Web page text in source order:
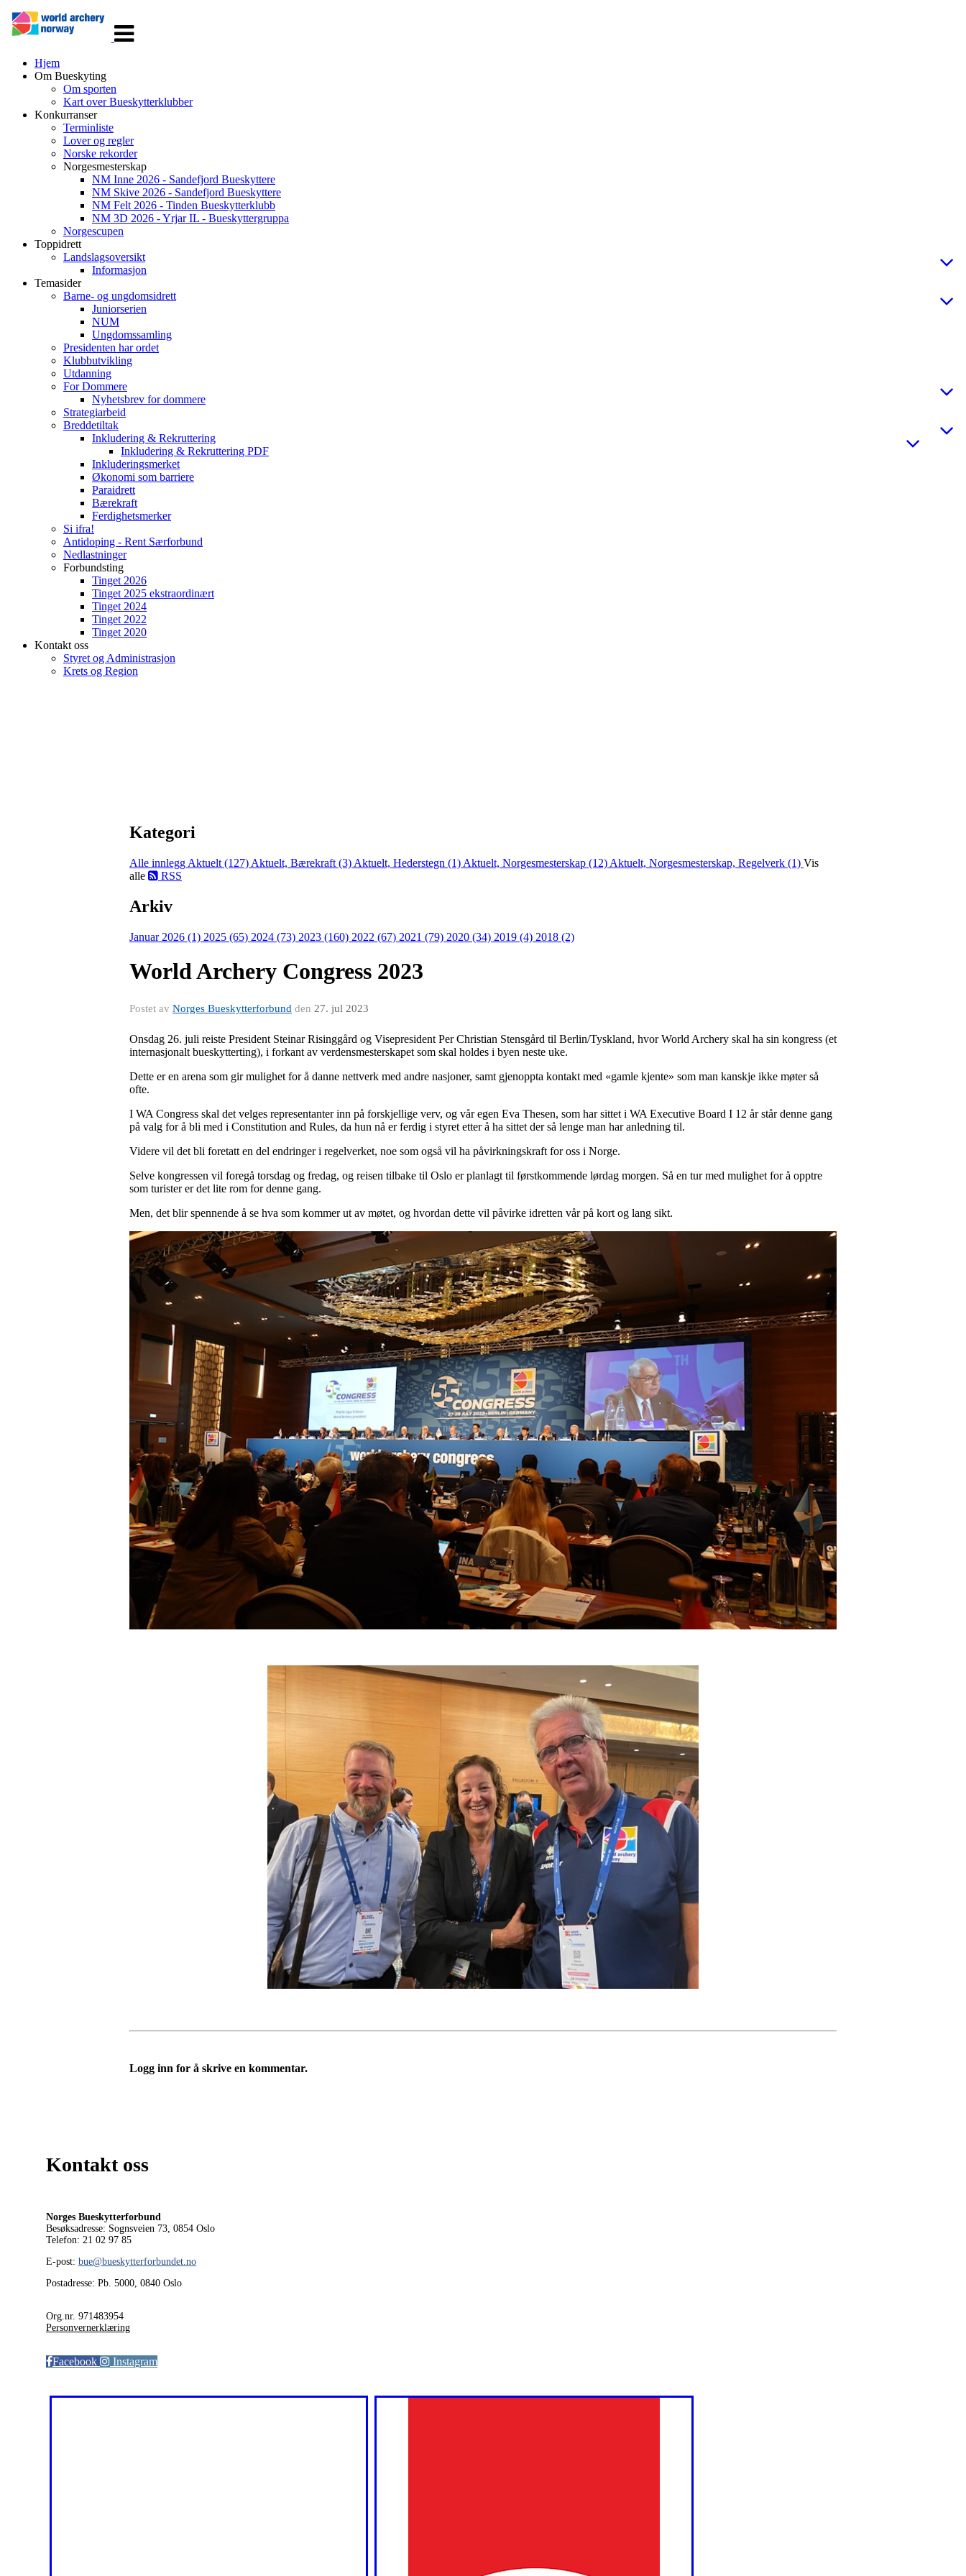
navigasjon
Hjem
Om Bueskyting
Om sporten
Kart over Bueskytterklubber
Konkurranser
Terminliste
Lover og regler
Norske rekorder
Norgesmesterskap
NM Inne 2026 - Sandefjord Bueskyttere
NM Skive 2026 - Sandefjord Bueskyttere
NM Felt 2026 - Tinden Bueskytterklubb
NM 3D 2026 - Yrjar IL - Bueskyttergruppa
Norgescupen
Toppidrett
Landslagsoversikt
Informasjon
Temasider
Barne- og ungdomsidrett
Juniorserien
NUM
Ungdomssamling
Presidenten har ordet
Klubbutvikling
Utdanning
For Dommere
Nyhetsbrev for dommere
Strategiarbeid
Breddetiltak
Inkludering & Rekruttering
Inkludering & Rekruttering PDF
Inkluderingsmerket
Økonomi som barriere
Paraidrett
Bærekraft
Ferdighetsmerker
Si ifra!
Antidoping - Rent Særforbund
Nedlastninger
Forbundsting
Tinget 2026
Tinget 2025 ekstraordinært
Tinget 2024
Tinget 2022
Tinget 2020
Kontakt oss
Styret og Administrasjon
Krets og Region
Kategori
Alle innlegg Aktuelt (127) Aktuelt, Bærekraft (3) Aktuelt, Hederstegn (1) Aktuelt, Norgesmesterskap (12) Aktuelt, Norgesmesterskap, Regelverk (1) Vis
alle
RSS
Arkiv
Januar 2026 (1) 2025 (65) 2024 (73) 2023 (160) 2022 (67) 2021 (79) 2020 (34) 2019 (4) 2018 (2)
World Archery Congress 2023
Postet av Norges Bueskytterforbund den 27. jul 2023
Onsdag 26. juli reiste President Steinar Risinggård og Visepresident Per Christian Stensgård til Berlin/Tyskland, hvor World Archery skal ha sin kongress (et
internasjonalt bueskytterting), i forkant av verdensmesterskapet som skal holdes i byen neste uke.
Dette er en arena som gir mulighet for å danne nettverk med andre nasjoner, samt gjenoppta kontakt med «gamle kjente» som man kanskje ikke møter så
ofte.
I WA Congress skal det velges representanter inn på forskjellige verv, og vår egen Eva Thesen, som har sittet i WA Executive Board I 12 år står denne gang
på valg for å bli med i Constitution and Rules, da hun nå er ferdig i styret etter å ha sittet der så lenge man har anledning til.
Videre vil det bli foretatt en del endringer i regelverket, noe som også vil ha påvirkningskraft for oss i Norge.
Selve kongressen vil foregå torsdag og fredag, og reisen tilbake til Oslo er planlagt til førstkommende lørdag morgen. Så en tur med mulighet for å opptre
som turister er det lite rom for denne gang.
Men, det blir spennende å se hva som kommer ut av møtet, og hvordan dette vil påvirke idretten vår på kort og lang sikt.
Logg inn for å skrive en kommentar.
Kontakt oss
Norges Bueskytterforbund
Besøksadresse: Sognsveien 73, 0854 Oslo
Telefon: 21 02 97 85
E-post: bue@bueskytterforbundet.no
Postadresse: Pb. 5000, 0840 Oslo
Org.nr. 971483954
Personvernerklæring
Facebook Instagram